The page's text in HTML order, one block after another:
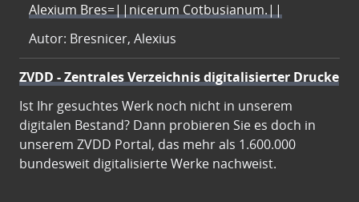
Alexium Bres=||nicerum Cotbusianum.||
Autor: Bresnicer, Alexius
ZVDD - Zentrales Verzeichnis digitalisierter Drucke
Ist Ihr gesuchtes Werk noch nicht in unserem
digitalen Bestand? Dann probieren Sie es doch in
unserem ZVDD Portal, das mehr als 1.600.000
bundesweit digitalisierte Werke nachweist.